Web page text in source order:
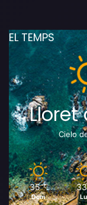
EL TEMPS
Lloret
Cielo
35 ℃
Dom
33